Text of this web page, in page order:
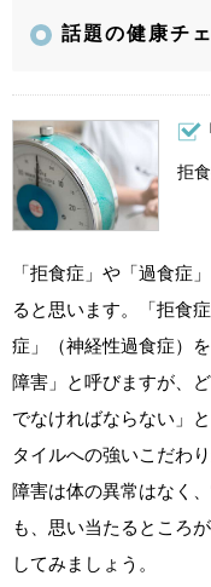
話題の健康チ
拒
「拒食症」や「過食症
ると思います。「拒食
症」（神経性過食症）
障害」と呼びますが、
でなければならない」
タイルへの強いこだわ
障害は体の異常はなく
も、思い当たるところ
してみましょう。